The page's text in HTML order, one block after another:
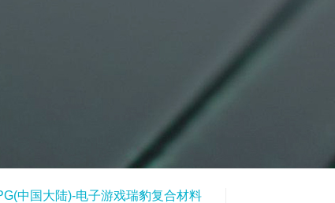
中国大陆)-电子游戏瑞豹复合材料